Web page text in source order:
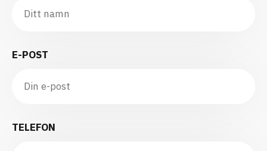
E-POST
TELEFON